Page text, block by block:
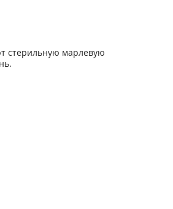
стерильную марлевую